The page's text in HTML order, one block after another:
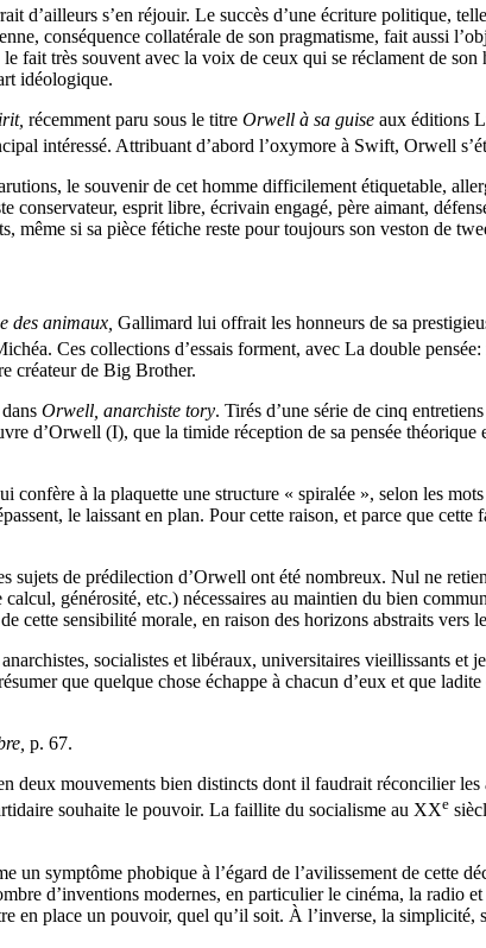
d’ailleurs s’en réjouir. Le succès d’une écriture politique,
conséquence collatérale de son pragmatisme, fait aussi
très souvent avec la voix de ceux qui se réclament de son
idéologique.
récemment paru sous le titre Orwell à sa guise aux éditions
intéressé. Attribuant d’abord l’oxymore à Swift, Orwell
le souvenir de cet homme difficilement étiquetable,
conservateur, esprit libre, écrivain engagé, père aimant,
si sa pièce fétiche reste pour toujours son veston de
des animaux, Gallimard lui offrait les honneurs de sa
Ces collections d’essais forment, avec La double
créateur de Big Brother.
Orwell, anarchiste tory. Tirés d’une série de cinq
d’Orwell (I), que la timide réception de sa pensée
confère à la plaquette une structure « spiralée », selon les
le laissant en plan. Pour cette raison, et parce que cette
de prédilection d’Orwell ont été nombreux. Nul ne
générosité, etc.) nécessaires au maintien du bien
cette sensibilité morale, en raison des horizons abstraits vers
socialistes et libéraux, universitaires vieillissants
que quelque chose échappe à chacun d’eux et que
p. 67.
deux mouvements bien distincts dont il faudrait réconcilier
souhaite le pouvoir. La faillite du socialisme au XXe
symptôme phobique à l’égard de l’avilissement de cette
d’inventions modernes, en particulier le cinéma, la radio
en place un pouvoir, quel qu’il soit. À l’inverse, la